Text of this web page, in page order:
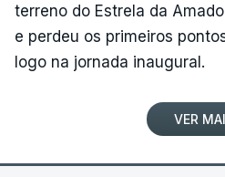
terreno do Estrela da
e perdeu os primeiros
logo na jornada inaugural.
VER